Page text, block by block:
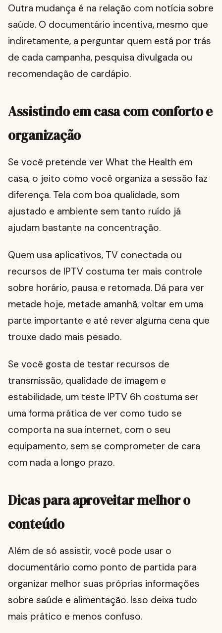
Outra mudança é na relação com notícia sobre
saúde. O documentário incentiva, mesmo que
indiretamente, a perguntar quem está por trás
de cada campanha, pesquisa divulgada ou
recomendação de cardápio.
Assistindo em casa com conforto e
organização
Se você pretende ver What the Health em
casa, o jeito como você organiza a sessão faz
diferença. Tela com boa qualidade, som
ajustado e ambiente sem tanto ruído já
ajudam bastante na concentração.
Quem usa aplicativos, TV conectada ou
recursos de IPTV costuma ter mais controle
sobre horário, pausa e retomada. Dá para ver
metade hoje, metade amanhã, voltar em uma
parte importante e até rever alguma cena que
trouxe dado mais pesado.
Se você gosta de testar recursos de
transmissão, qualidade de imagem e
estabilidade, um teste IPTV 6h costuma ser
uma forma prática de ver como tudo se
comporta na sua internet, com o seu
equipamento, sem se comprometer de cara
com nada a longo prazo.
Dicas para aproveitar melhor o
conteúdo
Além de só assistir, você pode usar o
documentário como ponto de partida para
organizar melhor suas próprias informações
sobre saúde e alimentação. Isso deixa tudo
mais prático e menos confuso.